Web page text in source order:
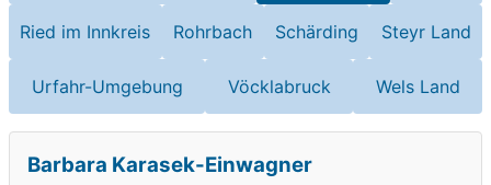
Ried im Innkreis Rohrbach Schärding Steyr Land
Urfahr-Umgebung Vöcklabruck Wels Land
Barbara Karasek-Einwagner